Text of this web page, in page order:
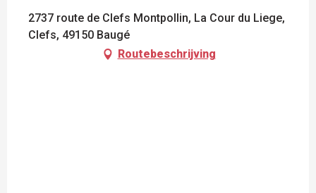
2737 route de Clefs Montpollin, La Cour du Liege,
Clefs, 49150 Baugé
Routebeschrijving